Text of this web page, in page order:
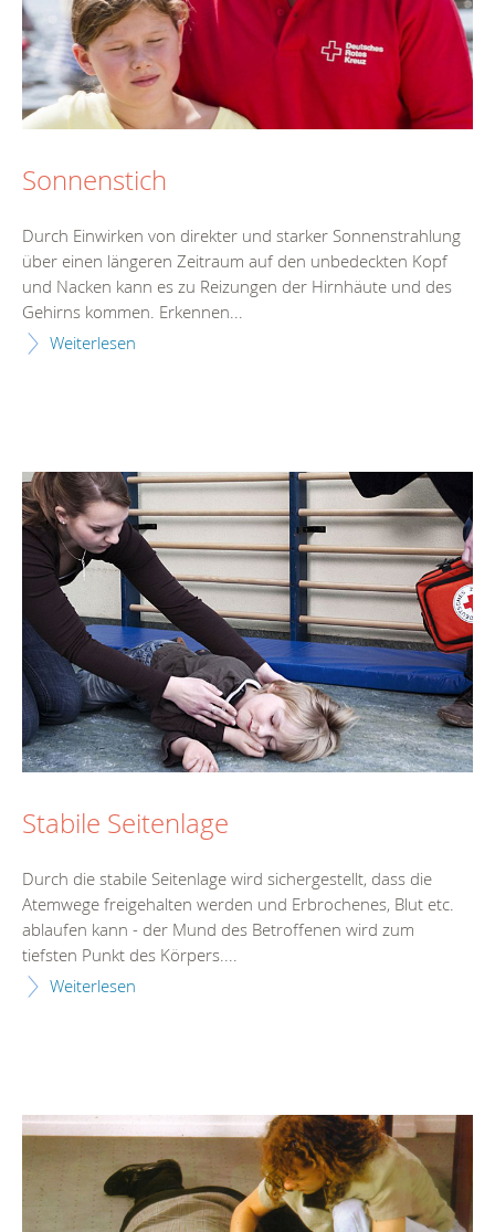
Sonnenstich
Durch Einwirken von direkter und starker Sonnenstrahlung
über einen längeren Zeitraum auf den unbedeckten Kopf
und Nacken kann es zu Reizungen der Hirnhäute und des
Gehirns kommen. Erkennen...
Weiterlesen
Stabile Seitenlage
Durch die stabile Seitenlage wird sichergestellt, dass die
Atemwege freigehalten werden und Erbrochenes, Blut etc.
ablaufen kann - der Mund des Betroffenen wird zum
tiefsten Punkt des Körpers....
Weiterlesen